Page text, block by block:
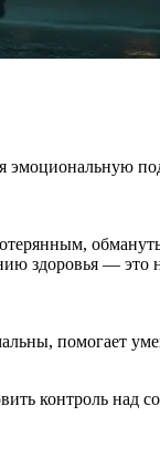
эмоциональную
здоровья — это
помогает
контроль над